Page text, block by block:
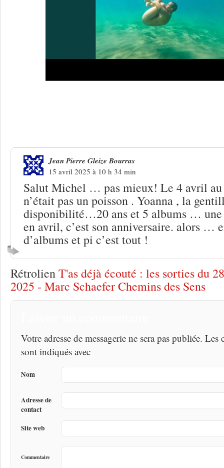
Jean Pierre Gleize Bourras
15 avril 2025 à 10 h 34 min
Salut Michel … pas mieux! Le 4 avril
n’était pas un poisson . Yoanna , la
disponibilité…20 ans et 5 albums … une
en avril, c’est son anniversaire. alors …
d’albums et pi c’est tout !
RétrolienT'as déjà écouté : les sorties du
2025 - Marc Schaefer Chemins des Sens
Votre adresse de messagerie ne sera pas publiée.
sont indiqués avec
Nom
Adresse de
contact
Site web
Commentaire